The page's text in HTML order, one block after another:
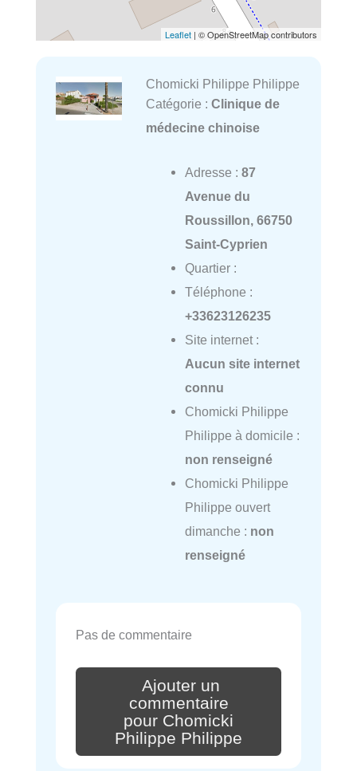
Leaflet | © OpenStreetMap contributors
Chomicki Philippe Philippe
Catégorie : Clinique de
médecine chinoise
Adresse : 87
Avenue du
Roussillon, 66750
Saint-Cyprien
Quartier :
Téléphone :
+33623126235
Site internet :
Aucun site internet
connu
Chomicki Philippe
Philippe à domicile :
non renseigné
Chomicki Philippe
Philippe ouvert
dimanche : non
renseigné
Pas de commentaire
Ajouter un
commentaire
pour Chomicki
Philippe Philippe